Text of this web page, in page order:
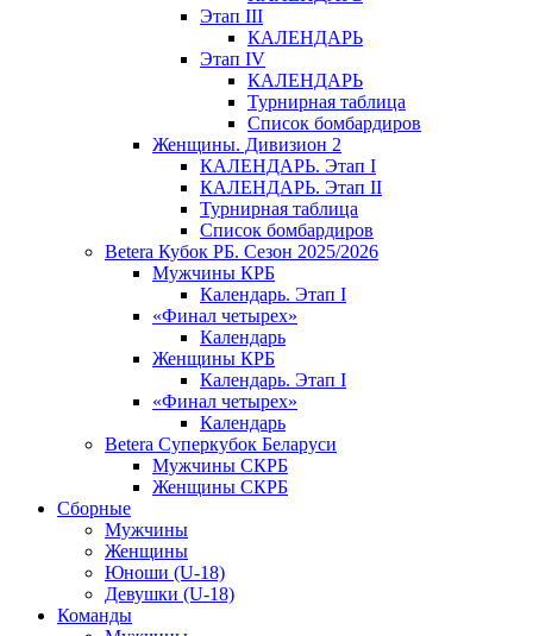
Этап III
КАЛЕНДАРЬ
Этап IV
КАЛЕНДАРЬ
Турнирная таблица
Список бомбардиров
Женщины. Дивизион 2
КАЛЕНДАРЬ. Этап I
КАЛЕНДАРЬ. Этап II
Турнирная таблица
Список бомбардиров
Betera Кубок РБ. Сезон 2025/2026
Мужчины КРБ
Календарь. Этап I
«Финал четырех»
Календарь
Женщины КРБ
Календарь. Этап I
«Финал четырех»
Календарь
Betera Суперкубок Беларуси
Мужчины СКРБ
Женщины СКРБ
Сборные
Мужчины
Женщины
Юноши (U-18)
Девушки (U-18)
Команды